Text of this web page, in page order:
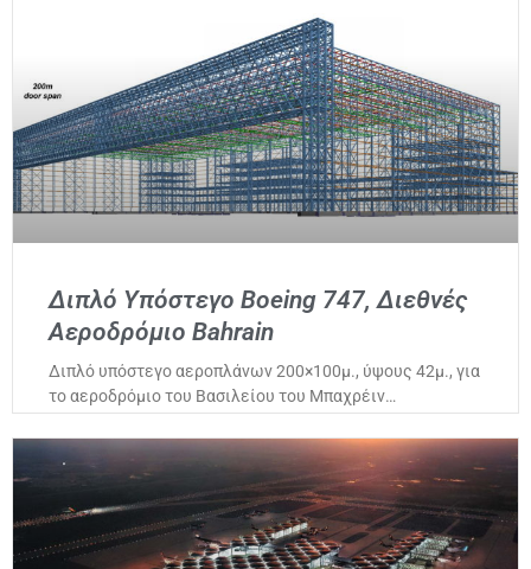
Διπλό Υπόστεγο Boeing 747, Διεθνές
Αεροδρόμιο Bahrain
Διπλό υπόστεγο αεροπλάνων 200×100μ., ύψους 42μ., για
το αεροδρόμιο του Βασιλείου του Μπαχρέιν…